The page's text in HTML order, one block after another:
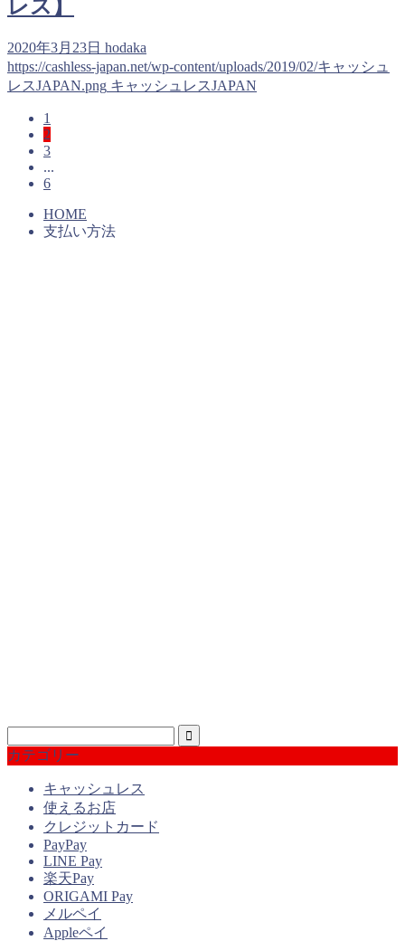
レス】
2020年3月23日 hodaka
https://cashless-japan.net/wp-content/uploads/2019/02/キャッシュ
レスJAPAN.png キャッシュレスJAPAN
1
2
3
...
6
HOME
支払い方法
カテゴリー
キャッシュレス
使えるお店
クレジットカード
PayPay
LINE Pay
楽天Pay
ORIGAMI Pay
メルペイ
Appleペイ